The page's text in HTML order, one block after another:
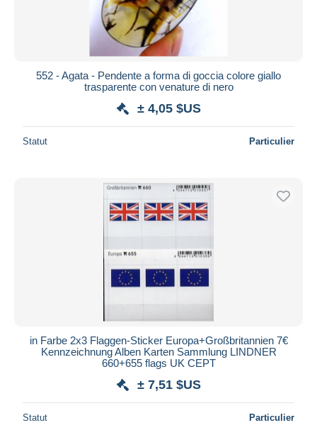
552 - Agata - Pendente a forma di goccia colore giallo
trasparente con venature di nero
± 4,05 $US
Statut Particulier
in Farbe 2x3 Flaggen-Sticker Europa+Großbritannien 7€
Kennzeichnung Alben Karten Sammlung LINDNER
660+655 flags UK CEPT
± 7,51 $US
Statut Particulier